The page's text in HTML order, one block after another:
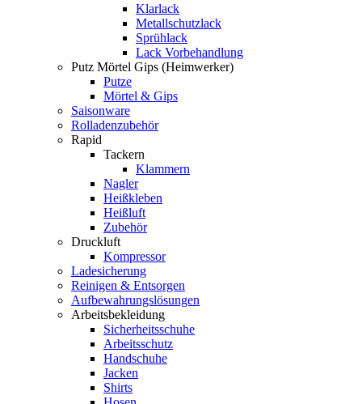
Klarlack
Metallschutzlack
Sprühlack
Lack Vorbehandlung
Putz Mörtel Gips (Heimwerker)
Putze
Mörtel & Gips
Saisonware
Rolladenzubehör
Rapid
Tackern
Klammern
Nagler
Heißkleben
Heißluft
Zubehör
Druckluft
Kompressor
Ladesicherung
Reinigen & Entsorgen
Aufbewahrungslösungen
Arbeitsbekleidung
Sicherheitsschuhe
Arbeitsschutz
Handschuhe
Jacken
Shirts